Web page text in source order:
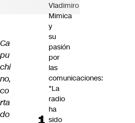
Ca
pu
chi
no,
co
rta
do
Vladimiro
Mimica
y
su
pasión
por
las
comunicaciones:
"La
radio
ha
sido